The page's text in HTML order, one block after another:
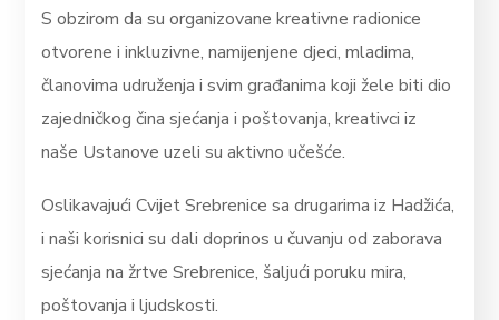
S obzirom da su organizovane kreativne radionice
otvorene i inkluzivne, namijenjene djeci, mladima,
članovima udruženja i svim građanima koji žele biti dio
zajedničkog čina sjećanja i poštovanja, kreativci iz
naše Ustanove uzeli su aktivno učešće.
Oslikavajući Cvijet Srebrenice sa drugarima iz Hadžića,
i naši korisnici su dali doprinos u čuvanju od zaborava
sjećanja na žrtve Srebrenice, šaljući poruku mira,
poštovanja i ljudskosti.